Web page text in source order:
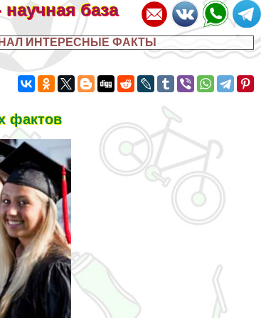
научная база
ИНТЕРЕСНЫЕ ФАКТЫ
фактов